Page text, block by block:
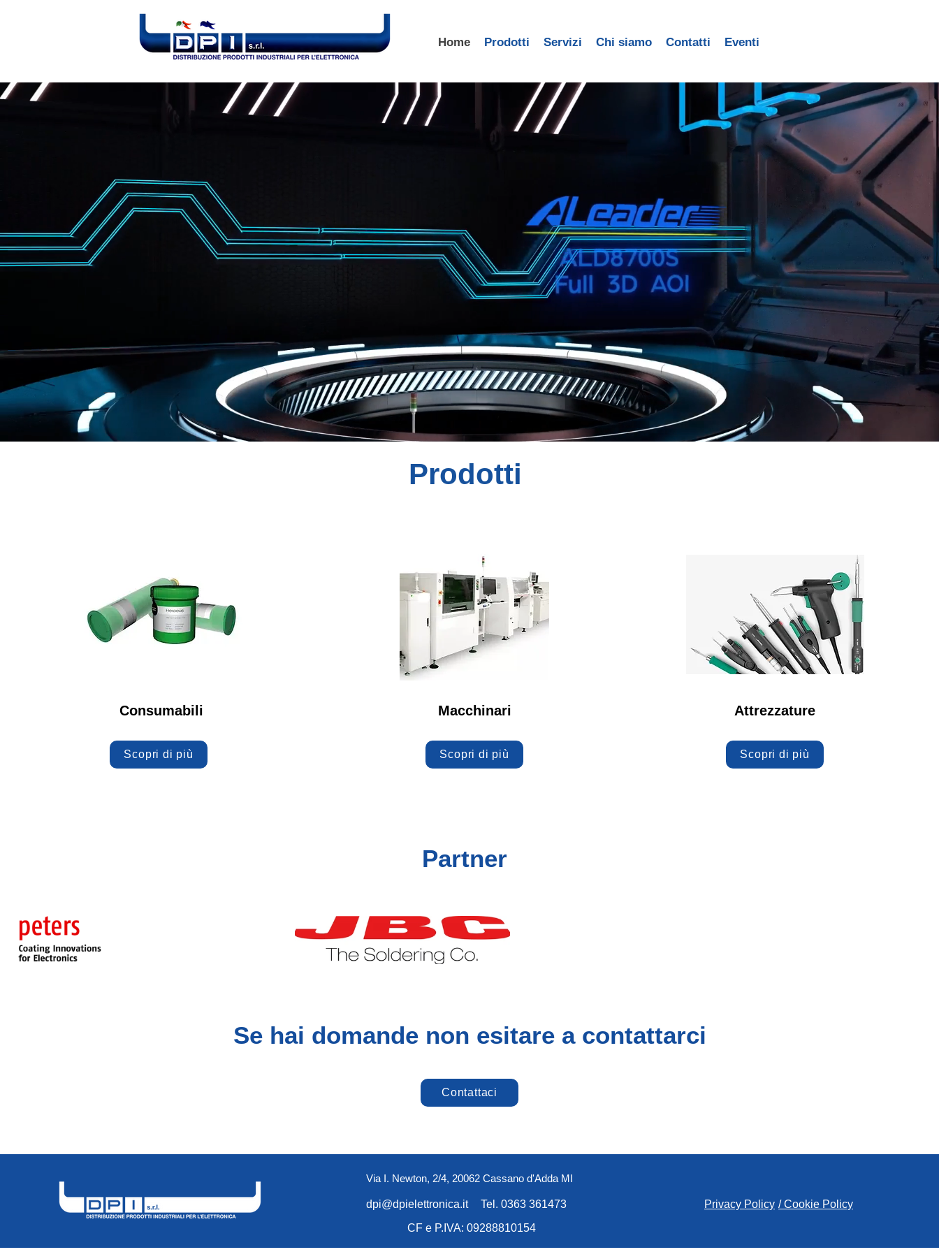
Home Prodotti Servizi Chi siamo Contatti Eventi
Prodotti
Consumabili
Scopri di più
Macchinari
Scopri di più
Attrezzature
Scopri di più
Partner
Se hai domande non esitare a contattarci
Contattaci
Via I. Newton, 2/4, 20062 Cassano d'Adda MI
dpi@dpielettronica.it
Tel. 0363 361473
CF e P.IVA: 09288810154
Privacy Policy / Cookie Policy